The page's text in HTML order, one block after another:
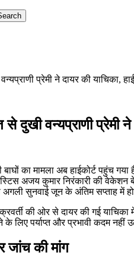
प्रेमी ने दायर की याचिका,
दुखी वन्यप्राणी प्रेमी
का मामला अब हाईकोर्ट पहुंच
अजय कुमार निरंकारी की
अगली सुनवाई जून के अंतिम सप्ताह में
की ओर से दायर की गई
लिए पर्याप्त और प्रभावी कदम नहीं
जांच की मांग